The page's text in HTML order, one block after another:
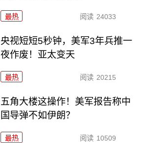
最热 阅读 24033
央视短短5秒钟，美军3年兵推一
夜作废！亚太变天
最热 阅读 20215
五角大楼这操作！美军报告称中
国导弹不如伊朗？
最热 阅读 10509